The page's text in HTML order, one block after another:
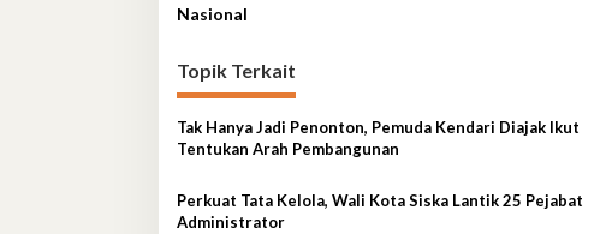
pos
Nasional
Topik Terkait
Tak Hanya Jadi Penonton, Pemuda Kendari Diajak Ikut
Tentukan Arah Pembangunan
Perkuat Tata Kelola, Wali Kota Siska Lantik 25 Pejabat
Administrator